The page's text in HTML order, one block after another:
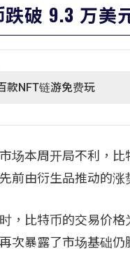
跌破 9.3 万美
款NFT链游免费玩
场本周开局不利，
前由衍生品推动的涨
，比特币的交易价格
次暴露了市场基础仍